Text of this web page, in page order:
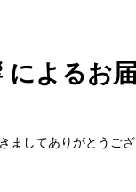
によるお
ましてありがとうござ